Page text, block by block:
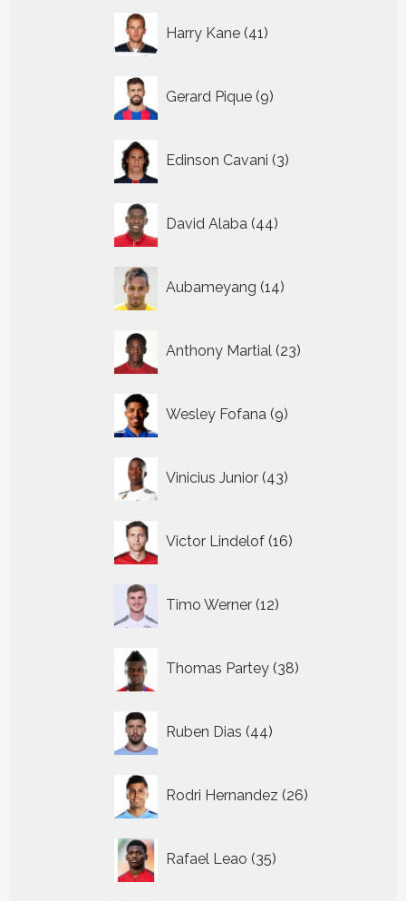
Harry Kane 41
producten
Gerard Pique 9
producten
Edinson Cavani 3
producten
David Alaba 44
producten
Aubameyang 14
producten
Anthony Martial 23
producten
Wesley Fofana 9
producten
Vinicius Junior 43
producten
Victor Lindelof 16
producten
Timo Werner 12
producten
Thomas Partey 38
producten
Ruben Dias 44
producten
Rodri Hernandez 26
producten
Rafael Leao 35
producten